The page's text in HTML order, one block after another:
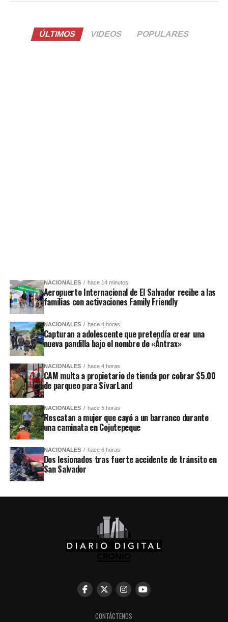
ÚLTIMOS VIDEOS POPULARES
NACIONALES hace 14 minutos
Aeropuerto Internacional de El Salvador recibe a las
familias con activaciones Family Friendly
NACIONALES hace 4 horas
Capturan a adolescente que pretendía crear una
nueva pandilla bajo el nombre de «Ántrax»
NACIONALES hace 4 horas
CAM multa a propietario de tienda por cobrar $5.00
de parqueo para SívarLand
NACIONALES hace 5 horas
Rescatan a mujer que cayó a un barranco durante
una caminata en Cojutepeque
NACIONALES hace 6 horas
Dos lesionados tras fuerte accidente de tránsito en
San Salvador
CONTÁCTENOS